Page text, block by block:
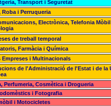
Transport i Seguretat
Roba i Perruqueria
Electrònica, Telefonia
de treball temporal
Farmàcia i Química
Empreses i Multinacionals
de l'Administració de l'Estat i de la
Perfumeria, Cosmètica i Drogueria
i Fotografia
i Motocicletes